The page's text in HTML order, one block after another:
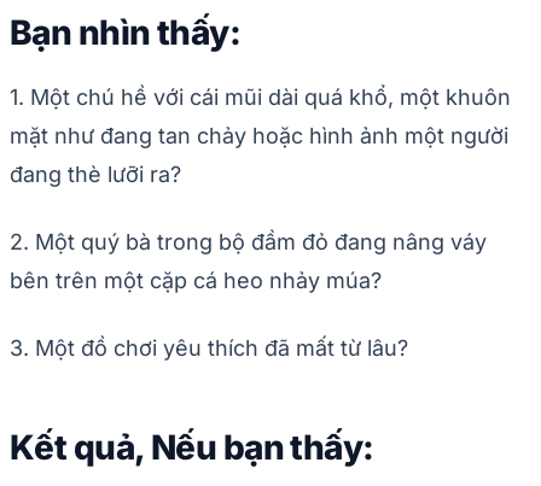
Bạn nhìn thấy:
1. Một chú hề với cái mũi dài quá khổ, một khuôn
mặt như đang tan chảy hoặc hình ảnh một người
đang thè lưỡi ra?
2. Một quý bà trong bộ đầm đỏ đang nâng váy
bên trên một cặp cá heo nhảy múa?
3. Một đồ chơi yêu thích đã mất từ lâu?
Kết quả, Nếu bạn thấy: